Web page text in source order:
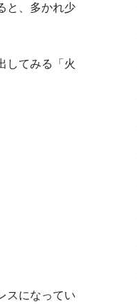
と、多かれ少
してみる「火
スになってい